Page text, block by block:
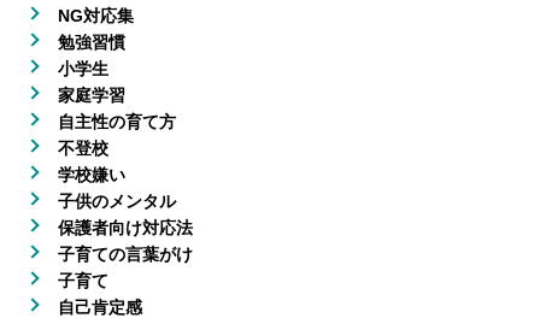
NG対応集
勉強習慣
小学生
家庭学習
自主性の育て方
不登校
学校嫌い
子供のメンタル
保護者向け対応法
子育ての言葉がけ
子育て
自己肯定感